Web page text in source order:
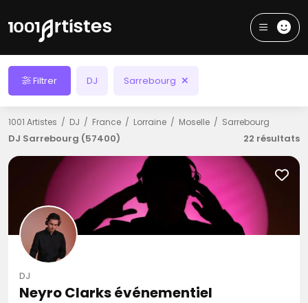
Filtrer DJ Sarrebourg
1001 Artistes DJ France Lorraine Moselle Sarrebourg
DJ Sarrebourg (57400) 22 résultats
DJ
Neyro Clarks événementiel